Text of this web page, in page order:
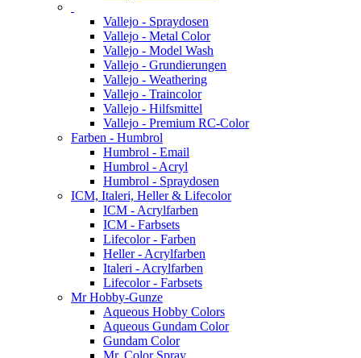
Vallejo - Spraydosen
Vallejo - Metal Color
Vallejo - Model Wash
Vallejo - Grundierungen
Vallejo - Weathering
Vallejo - Traincolor
Vallejo - Hilfsmittel
Vallejo - Premium RC-Color
Farben - Humbrol
Humbrol - Email
Humbrol - Acryl
Humbrol - Spraydosen
ICM, Italeri, Heller & Lifecolor
ICM - Acrylfarben
ICM - Farbsets
Lifecolor - Farben
Heller - Acrylfarben
Italeri - Acrylfarben
Lifecolor - Farbsets
Mr Hobby-Gunze
Aqueous Hobby Colors
Aqueous Gundam Color
Gundam Color
Mr. Color Spray